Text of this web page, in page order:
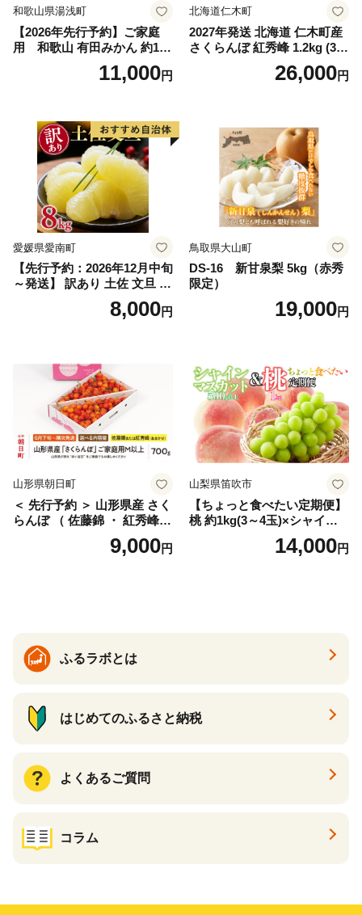
和歌山県湯浅町
【2026年先行予約】ご家庭
用 和歌山 有田みかん 約10k
g (2L、3Lサイズ)【湯浅町】
11,000円
北海道仁木町
2027年発送 北海道 仁木町産
さくらんぼ 紅秀峰 1.2kg (300
g×4パック) Lサイズ以上 旬
桜桃 産地直送 サクランボ チ
26,000円
愛媛県愛南町
【先行予約：2026年12月中旬
～発送】 訳あり 土佐 文旦 8k
g (Mサイズ以上サイズミック
ス) 8000円 わけあり ぶんた
産 農家直送 期間限定 特産品
サイズミックス くらもとフ
ァーム 愛南町 愛媛県
8,000円
鳥取県大山町
DS-16 新甘泉梨 5kg（赤秀
限定）
19,000円
山形県朝日町
＜ 先行予約 ＞ 山形県産 さく
らんぼ （ 佐藤錦 ・ 紅秀峰
） ご家庭用 M以上 700g 【20
26年6月下旬から7月上旬発
9,000円
山梨県笛吹市
【ちょっと食べたい定期便】
桃 約1kg(3～4玉)×シャイン
マスカット500g以上 126-024
| 定期便 桃 シャインマスカッ
14,000円
ふるラボとは
はじめてのふるさと納税
よくあるご質問
コラム